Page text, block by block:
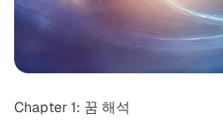
Chapter 1: 꿈 해석